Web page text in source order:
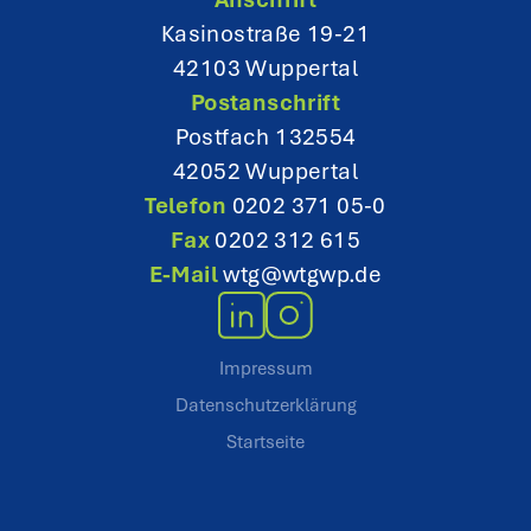
Kasinostraße 19-21
42103 Wuppertal
Postanschrift
Postfach 132554
42052 Wuppertal
Telefon 0202 371 05-0
Fax 0202 312 615
E-Mailwtg@wtgwp.de
Impressum
Datenschutzerklärung
Startseite